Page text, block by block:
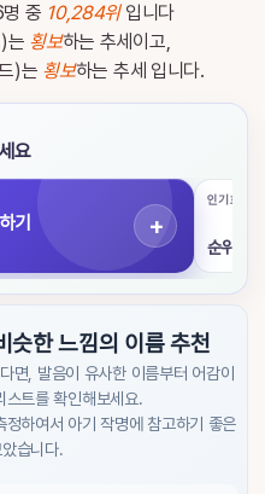
중 10,284위입니다
는 횡보하는 추세이고,
)는 횡보하는 추세 입니다.
요
기
인기 흐름
순위 구
슷한 느낌의 이름 추천
면, 발음이 유사한 이름부터 어감이
스트를 확인해보세요.
하여서 아기 작명에 참고하기 좋은
습니다.